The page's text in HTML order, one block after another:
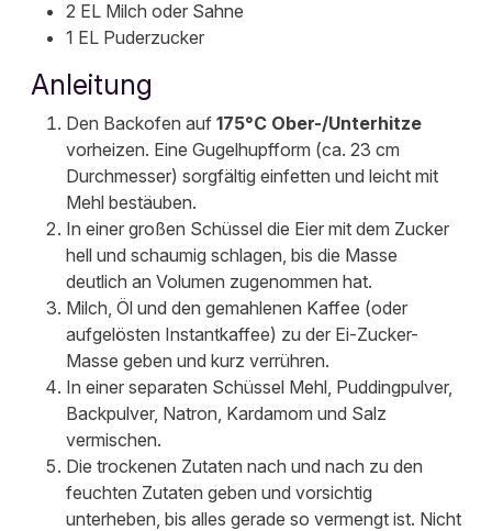
2 EL Milch oder Sahne
1 EL Puderzucker
Anleitung
Den Backofen auf 175°C Ober-/Unterhitze
vorheizen. Eine Gugelhupfform (ca. 23 cm
Durchmesser) sorgfältig einfetten und leicht mit
Mehl bestäuben.
In einer großen Schüssel die Eier mit dem Zucker
hell und schaumig schlagen, bis die Masse
deutlich an Volumen zugenommen hat.
Milch, Öl und den gemahlenen Kaffee (oder
aufgelösten Instantkaffee) zu der Ei-Zucker-
Masse geben und kurz verrühren.
In einer separaten Schüssel Mehl, Puddingpulver,
Backpulver, Natron, Kardamom und Salz
vermischen.
Die trockenen Zutaten nach und nach zu den
feuchten Zutaten geben und vorsichtig
unterheben, bis alles gerade so vermengt ist. Nicht